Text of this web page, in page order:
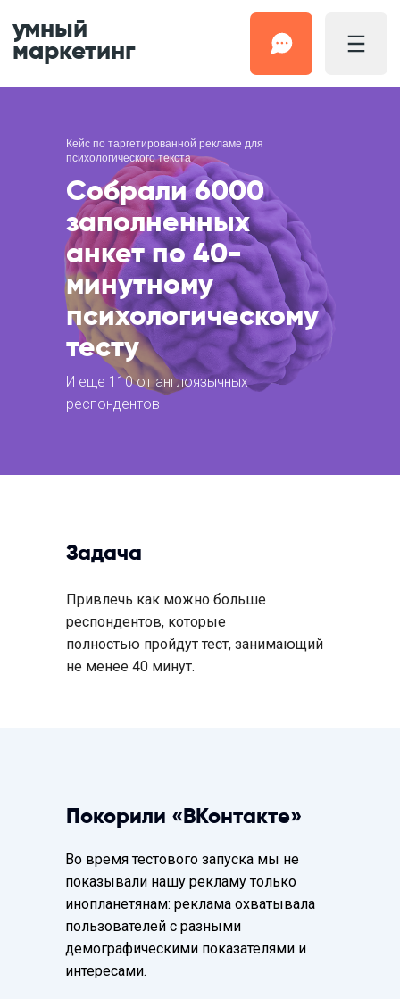
умный
маркетинг
И еще 110 от англоязычных
респондентов
Собрали 6000
заполненных
анкет по 40-
минутному
психологическому
тесту
Кейс по таргетированной рекламе для
психологического текста
Задача
Привлечь как можно больше
респондентов, которые
полностью пройдут тест, занимающий
не менее 40 минут.
Покорили «ВКонтакте»
Во время тестового запуска мы не
показывали нашу рекламу только
инопланетянам: реклама охватывала
пользователей с разными
демографическими показателями и
интересами.